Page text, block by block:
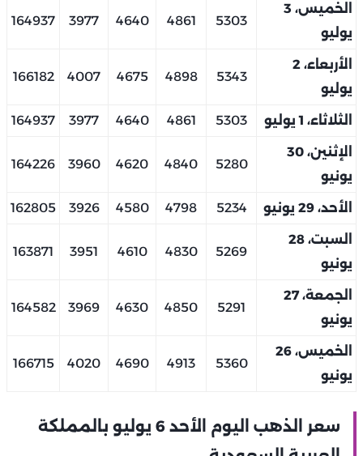
الخميس، 3
يوليو
5303
4861
4640
3977
164937
الأربعاء، 2
يوليو
5343
4898
4675
4007
166182
الثلاثاء، 1 يوليو 5303
4861
4640
3977
164937
الإثنين، 30
يونيو
5280
4840
4620
3960
164226
الأحد، 29 يونيو 5234
4798
4580
3926
162805
السبت، 28
يونيو
5269
4830
4610
3951
163871
الجمعة، 27
يونيو
5291
4850
4630
3969
164582
الخميس، 26
يونيو
5360
4913
4690
4020
166715
سعر الذهب اليوم الأحد 6 يوليو بالمملكة